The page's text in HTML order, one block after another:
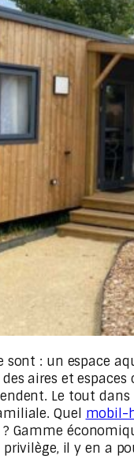
sont : un espace
aires et espaces
Le tout dans
Quel mobil-
Gamme
il y en a